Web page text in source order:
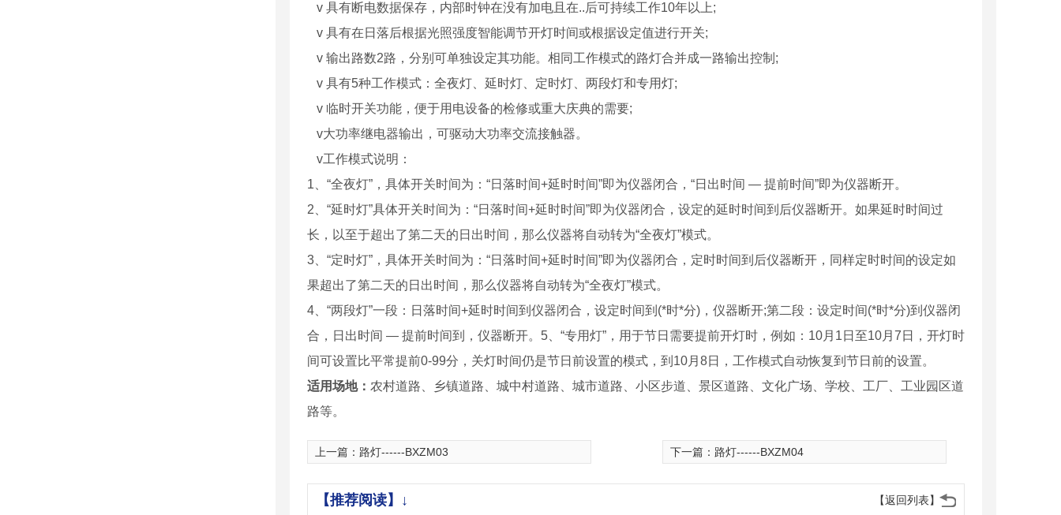
v 具有断电数据保存，内部时钟在没有加电且在..后可持续工作10年以上;
v 具有在日落后根据光照强度智能调节开灯时间或根据设定值进行开关;
v 输出路数2路，分别可单独设定其功能。相同工作模式的路灯合并成一路输出控制;
v 具有5种工作模式：全夜灯、延时灯、定时灯、两段灯和专用灯;
v 临时开关功能，便于用电设备的检修或重大庆典的需要;
v大功率继电器输出，可驱动大功率交流接触器。
v工作模式说明：
1、“全夜灯”，具体开关时间为：“日落时间+延时时间”即为仪器闭合，“日出时间 — 提前时间”即为仪器断开。
2、“延时灯”具体开关时间为：“日落时间+延时时间”即为仪器闭合，设定的延时时间到后仪器断开。如果延时时间过
长，以至于超出了第二天的日出时间，那么仪器将自动转为“全夜灯”模式。
3、“定时灯”，具体开关时间为：“日落时间+延时时间”即为仪器闭合，定时时间到后仪器断开，同样定时时间的设定如
果超出了第二天的日出时间，那么仪器将自动转为“全夜灯”模式。
4、“两段灯”一段：日落时间+延时时间到仪器闭合，设定时间到(*时*分)，仪器断开;第二段：设定时间(*时*分)到仪器闭
合，日出时间 — 提前时间到，仪器断开。5、“专用灯”，用于节日需要提前开灯时，例如：10月1日至10月7日，开灯时
间可设置比平常提前0-99分，关灯时间仍是节日前设置的模式，到10月8日，工作模式自动恢复到节日前的设置。
适用场地： 农村道路、乡镇道路、城中村道路、城市道路、小区步道、景区道路、文化广场、学校、工厂、工业园区道
路等。
上一篇： 路灯------BXZM03 下一篇： 路灯------BXZM04
【返回列表】
【推荐阅读】↓